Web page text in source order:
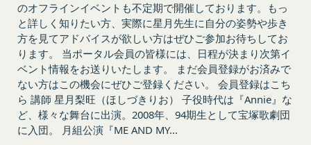
のオフラインイベントも不定期で開催しております。もっ
と詳しく知りたい方、実際に星月先生に自分の姿勢や歩き
方を見てアドバイスが欲しい方はぜひご参加お待ちしてお
ります。 当ポータル会員の皆様には、日程が決まり次第イ
ベント情報をお送りいたします。 まだ会員登録がお済みで
ない方はこの機会にぜひご登録ください。 会員登録はこち
ら 講師 星月梨旺（ほしづきりお） 子役時代は『Annie』な
ど、様々な舞台に出演。2008年、94期生として宝塚歌劇団
に入団。 月組公演『ME AND MY...
出版など）する行為は固く禁止します。
会員は、前2項の規定に違反して第三者との間で問
題が生じた場合、自己の責任と費用においてかかる
問題を解決するとともに当社に何等の損害、損失ま
たは不利益等を与えないものとします。
第10条（会員が提供する提供物に関する知的財産権
等）
当社所定の方法により会員が提供する商品レビュ
ー、画像データその他一切の提供物（以下、これら